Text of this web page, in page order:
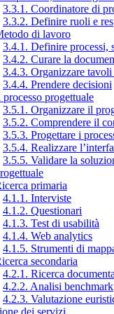
3.3.1. Coordinatore di
3.3.2. Definire ruoli e
di lavoro
3.4.1. Definire processi,
3.4.2. Curare la
3.4.3. Organizzare
3.4.4. Prendere decisioni
progettuale
3.5.1. Organizzare il
3.5.2. Comprendere il
3.5.3. Progettare i
3.5.4. Realizzare
3.5.5. Validare la
primaria
4.1.1. Interviste
4.1.2. Questionari
4.1.3. Test di usabilità
4.1.4. Web analytics
4.1.5. Strumenti di
secondaria
4.2.1. Ricerca
4.2.2. Analisi benchmark
4.2.3. Valutazione
dei servizi